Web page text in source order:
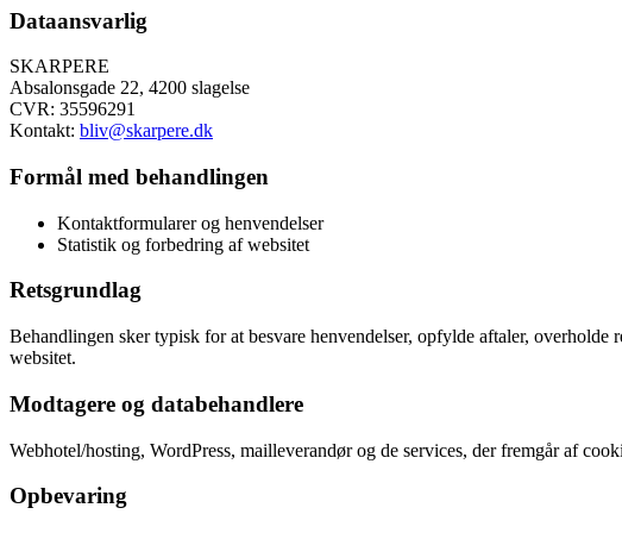
Dataansvarlig
SKARPERE
Absalonsgade 22, 4200 slagelse
CVR: 35596291
Kontakt: bliv@skarpere.dk
Formål med behandlingen
Kontaktformularer og henvendelser
Statistik og forbedring af websitet
Retsgrundlag
Behandlingen sker typisk for at besvare henvendelser, opfylde aftaler,
websitet.
Modtagere og databehandlere
Webhotel/hosting, WordPress, mailleverandør og de services, der fremgår af
Opbevaring